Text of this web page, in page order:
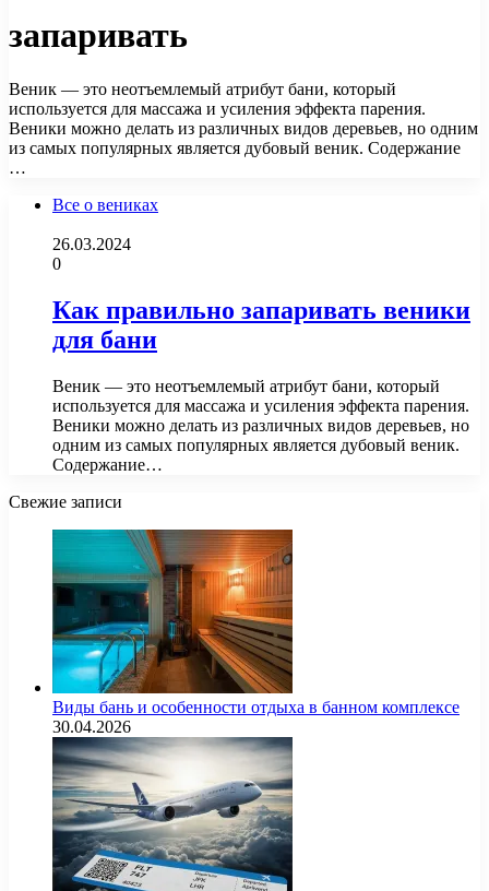
запаривать
Веник — это неотъемлемый атрибут бани, который
используется для массажа и усиления эффекта парения.
Веники можно делать из различных видов деревьев, но одним
из самых популярных является дубовый веник. Содержание
…
Все о вениках
26.03.2024
0
Как правильно запаривать веники
для бани
Веник — это неотъемлемый атрибут бани, который
используется для массажа и усиления эффекта парения.
Веники можно делать из различных видов деревьев, но
одним из самых популярных является дубовый веник.
Содержание…
Свежие записи
Виды бань и особенности отдыха в банном комплексе
30.04.2026